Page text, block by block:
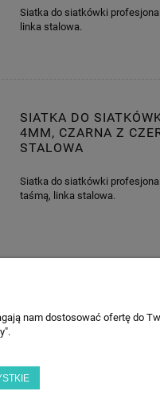
Siatka do siatkówki
linka stalowa.
SIATKA DO
4MM, CZARNA Z
STALOWA
Siatka do siatkówki
taśmą, linka stalowa.
PŁATNOŚCI I
Czas i koszty dostawy
nam dostosować ofertę do